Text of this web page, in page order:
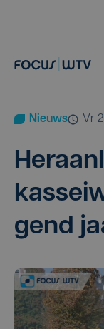
Nieuws vr
gend